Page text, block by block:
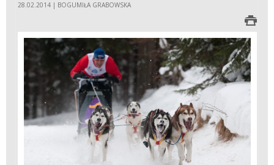
28.02.2014 | BOGUMIŁA GRABOWSKA